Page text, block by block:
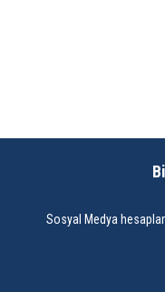
Sosyal Medya